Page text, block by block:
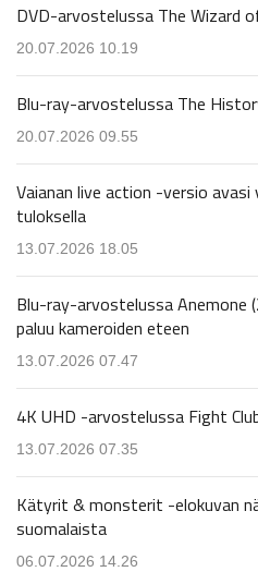
DVD-arvostelussa The Wizard
20.07.2026 10.19
Blu-ray-arvostelussa The
20.07.2026 09.55
Vaianan live action -versio
tuloksella
13.07.2026 18.05
Blu-ray-arvostelussa Anemone
paluu kameroiden eteen
13.07.2026 07.47
4K UHD -arvostelussa Fight
13.07.2026 07.35
Kätyrit & monsterit -elokuvan
suomalaista
06.07.2026 14.26